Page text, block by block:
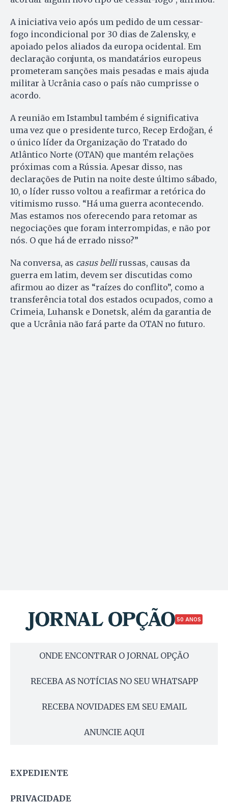
A iniciativa veio após um pedido de um cessar-
fogo incondicional por 30 dias de Zalensky, e
apoiado pelos aliados da europa ocidental. Em
declaração conjunta, os mandatários europeus
prometeram sanções mais pesadas e mais ajuda
militar à Ucrânia caso o país não cumprisse o
acordo.
A reunião em Istambul também é significativa
uma vez que o presidente turco, Recep Erdoğan, é
o único líder da Organização do Tratado do
Atlântico Norte (OTAN) que mantém relações
próximas com a Rússia. Apesar disso, nas
declarações de Putin na noite deste último sábado,
10, o líder russo voltou a reafirmar a retórica do
vitimismo russo. “Há uma guerra acontecendo.
Mas estamos nos oferecendo para retomar as
negociações que foram interrompidas, e não por
nós. O que há de errado nisso?”
Na conversa, as casus bellirussas, causas da
guerra em latim, devem ser discutidas como
afirmou ao dizer as “raízes do conflito”, como a
transferência total dos estados ocupados, como a
Crimeia, Luhansk e Donetsk, além da garantia de
que a Ucrânia não fará parte da OTAN no futuro.
50 ANOS
ONDE ENCONTRAR O JORNAL OPÇÃO
RECEBA AS NOTÍCIAS NO SEU WHATSAPP
RECEBA NOVIDADES EM SEU EMAIL
ANUNCIE AQUI
EXPEDIENTE
PRIVACIDADE